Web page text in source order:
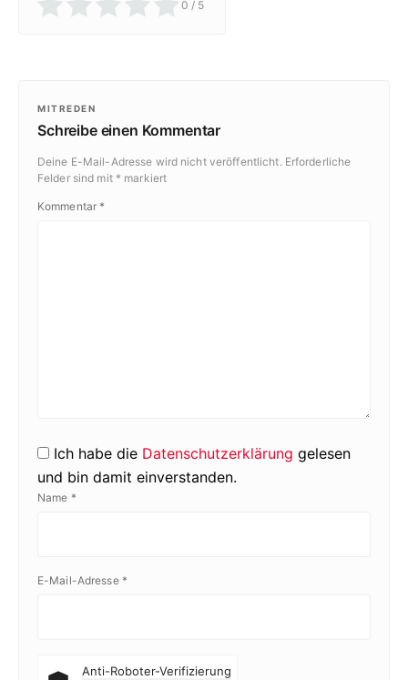
0 / 5
MITREDEN
Schreibe einen Kommentar
Deine E-Mail-Adresse wird nicht veröffentlicht. Erforderliche
Felder sind mit * markiert
Kommentar *
Ich habe die Datenschutzerklärung gelesen
und bin damit einverstanden.
Name *
E-Mail-Adresse *
Anti-Roboter-Verifizierung